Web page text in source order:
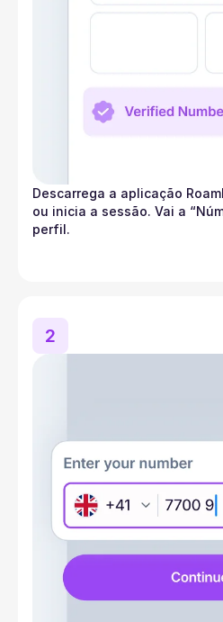
Descarrega a aplicação
ou inicia a sessão. Vai a
perfil.
2